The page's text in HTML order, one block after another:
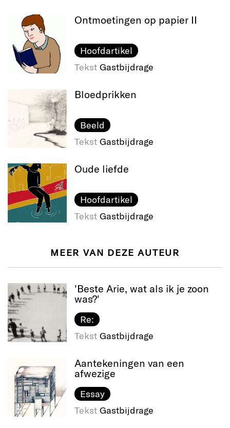
Ontmoetingen op papier II
Hoofdartikel
Tekst Gastbijdrage
Bloedprikken
Beeld
Tekst Gastbijdrage
Oude liefde
Hoofdartikel
Tekst Gastbijdrage
MEER VAN DEZE AUTEUR
'Beste Arie, wat als ik je zoon
was?'
Re:
Tekst Gastbijdrage
Aantekeningen van een
afwezige
Essay
Tekst Gastbijdrage